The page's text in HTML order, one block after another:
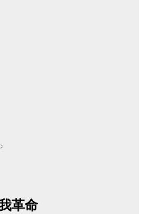
革命